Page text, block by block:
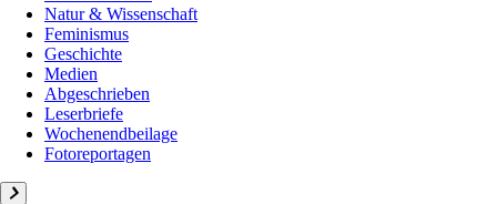
Natur & Wissenschaft
Feminismus
Geschichte
Medien
Abgeschrieben
Leserbriefe
Wochenendbeilage
Fotoreportagen